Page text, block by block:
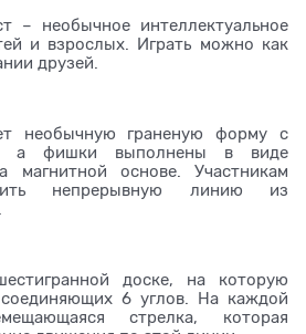
– необычное интеллектуальное
и взрослых. Играть можно как
друзей.
необычную граненую форму с
а фишки выполнены в виде
магнитной основе. Участникам
непрерывную линию из
доске, на которую
6 углов. На каждой
стрелка, которая